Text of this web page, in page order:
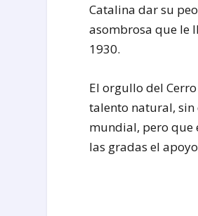
Catalina dar su
asombrosa que le
1930.
El orgullo del
talento natural, sin
mundial, pero que
las gradas el